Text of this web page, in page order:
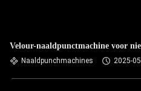
Velour-naaldpunctmachine voor
Naaldpunchmachines 2025-